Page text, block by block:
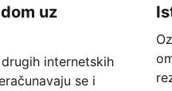
uz
internetskih
se i